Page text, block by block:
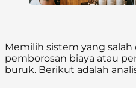
Memilih sistem yang
pemborosan biaya atau
buruk. Berikut adalah